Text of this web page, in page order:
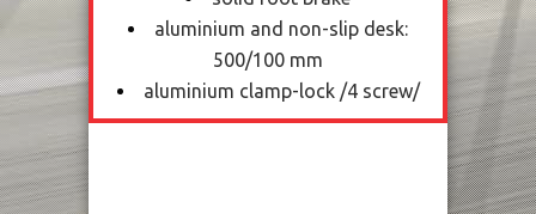
aluminium and non-slip desk:
500/100 mm
aluminium clamp-lock /4 screw/